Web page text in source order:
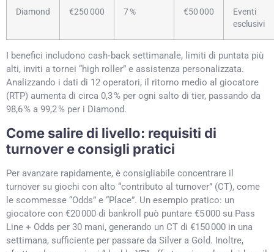
Diamond €250 000 7 % €50 000
Eventi
esclusivi
I benefici includono cash‑back settimanale, limiti di puntata più
alti, inviti a tornei “high roller” e assistenza personalizzata.
Analizzando i dati di 12 operatori, il ritorno medio al giocatore
(RTP) aumenta di circa 0,3 % per ogni salto di tier, passando da
98,6 % a 99,2 % per i Diamond.
Come salire di livello: requisiti di
turnover e consigli pratici
Per avanzare rapidamente, è consigliabile concentrare il
turnover su giochi con alto “contributo al turnover” (CT), come
le scommesse “Odds” e “Place”. Un esempio pratico: un
giocatore con €20 000 di bankroll può puntare €5 000 su Pass
Line + Odds per 30 mani, generando un CT di €150 000 in una
settimana, sufficiente per passare da Silver a Gold. Inoltre,